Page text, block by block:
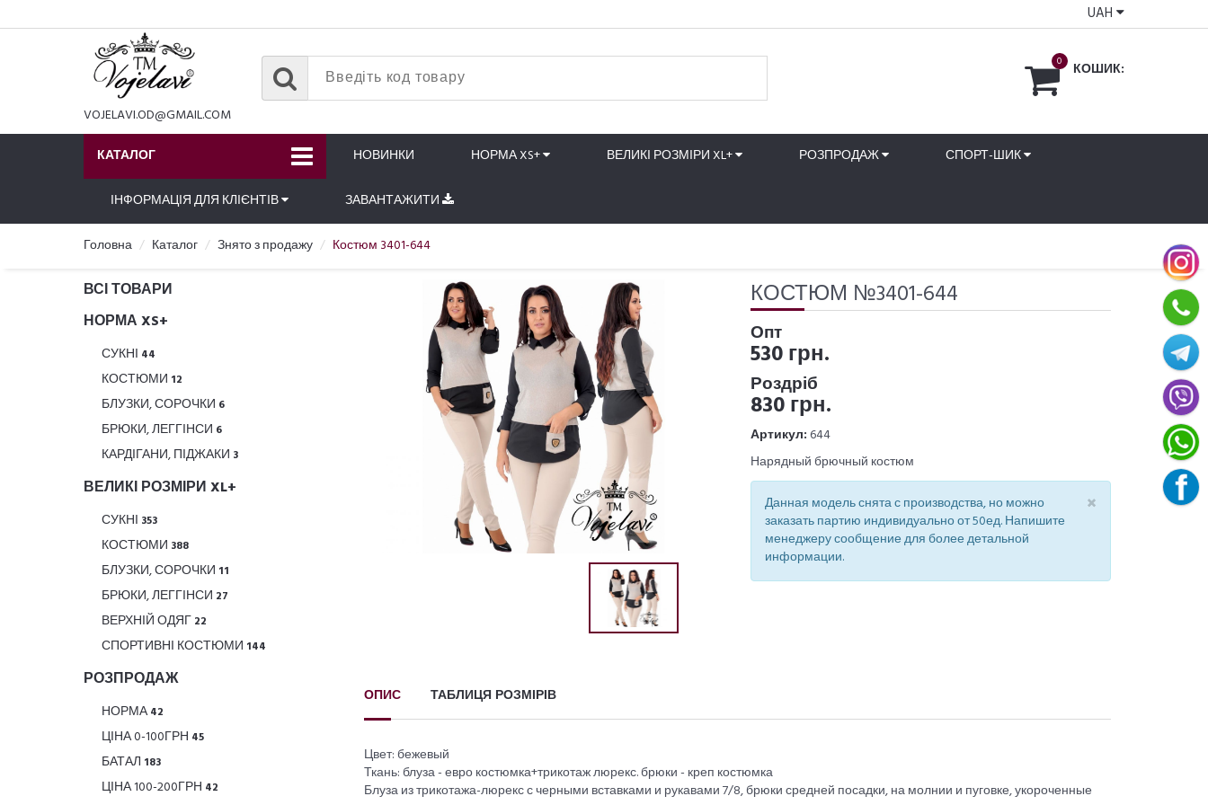
UAH
VOJELAVI.OD@GMAIL.COM
0 КОШИК:
КАТАЛОГ НОВИНКИ НОРМА XS+ ВЕЛИКІ РОЗМІРИ XL+ РОЗПРОДАЖ СПОРТ-ШИК
ІНФОРМАЦІЯ ДЛЯ КЛІЄНТІВ ЗАВАНТАЖИТИ
Головна Каталог Знято з продажу Костюм 3401-644
ВСІ ТОВАРИ
НОРМА XS+
СУКНІ 44
КОСТЮМИ 12
БЛУЗКИ, СОРОЧКИ 6
БРЮКИ, ЛЕГГІНСИ 6
КАРДІГАНИ, ПІДЖАКИ 3
ВЕЛИКІ РОЗМІРИ XL+
СУКНІ 353
КОСТЮМИ 388
БЛУЗКИ, СОРОЧКИ 11
БРЮКИ, ЛЕГГІНСИ 27
ВЕРХНІЙ ОДЯГ 22
СПОРТИВНІ КОСТЮМИ 144
РОЗПРОДАЖ
НОРМА42
ЦІНА 0-100ГРН 45
БАТАЛ 183
ЦІНА 100-200ГРН 42
КОСТЮМ №3401-644
Опт
530 грн.
Роздріб
830 грн.
Артикул: 644
Нарядный брючный костюм
×
Данная модель снята с производства, но можно
заказать партию индивидуально от 50ед. Напишите
менеджеру сообщение для более детальной
информации.
ОПИС ТАБЛИЦЯ РОЗМІРІВ
Цвет: бежевый
Ткань: блуза - евро костюмка+трикотаж люрекс. брюки - креп костюмка
Блуза из трикотажа-люрекс с черными вставками и рукавами 7/8, брюки средней посадки, на молнии и пуговке, укороченные